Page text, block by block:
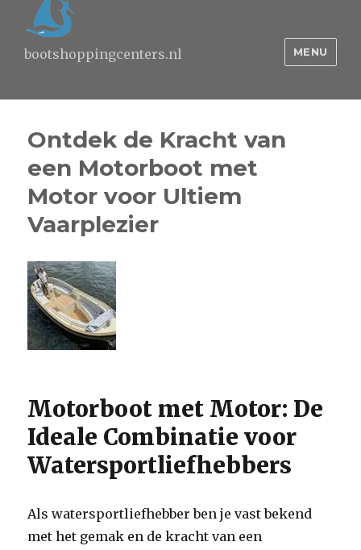
bootshoppingcenters.nl MENU
Ontdek de Kracht van
een Motorboot met
Motor voor Ultiem
Vaarplezier
Motorboot met Motor: De
Ideale Combinatie voor
Watersportliefhebbers
Als watersportliefhebber ben je vast bekend
met het gemak en de kracht van een